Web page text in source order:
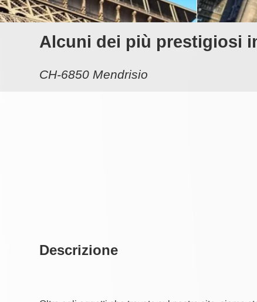
Alcuni dei più prestigiosi
CH-6850 Mendrisio
Descrizione